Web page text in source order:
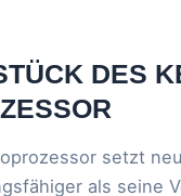
DES
setzt
als seine